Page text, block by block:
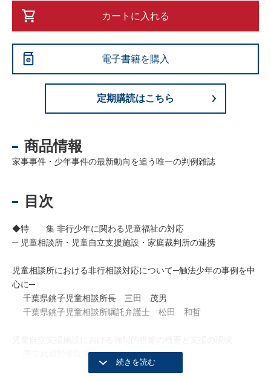
カートに入れる
電子書籍を購入
定期購読はこちら
商品情報
家事事件・少年事件の最新動向を追う唯一の判例雑誌
目次
◆特 集 非行少年に関わる児童福祉の対応
─ 児童相談所・児童自立支援施設・家庭裁判所の連携
児童相談所における非行相談対応について─触法少年の事例を中
心に─
千葉県銚子児童相談所長 三田 茂男
千葉県銚子児童相談所嘱託弁護士 松田 和哲
国立武蔵野学院医事管理官 小栁 紘介